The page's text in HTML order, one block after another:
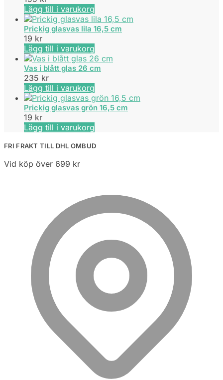
Lägg till i varukorg
Prickig glasvas lila 16,5 cm
19 kr
Lägg till i varukorg
Vas i blått glas 26 cm
235 kr
Lägg till i varukorg
Prickig glasvas grön 16,5 cm
19 kr
Lägg till i varukorg
FRI FRAKT TILL DHL OMBUD
Vid köp över 699 kr